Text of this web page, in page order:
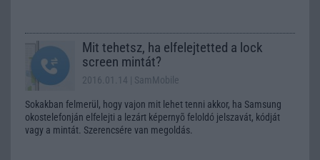
Mit tehetsz, ha elfelejtetted a lock
screen mintát?
2016.01.14 | SamMobile
Sokakban felmerül, hogy vajon mit lehet tenni akkor, ha Samsung
okostelefonján elfelejti a lezárt képernyõ feloldó jelszavát, kódját
vagy a mintát. Szerencsére van megoldás.